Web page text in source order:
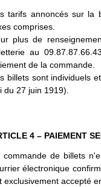
tarifs annoncés sur la
comprises.
plus de
au
de la commande.
billets sont individuels
du 27 juin 1919).
4 – PAIEMENT
commande de billets
électronique
exclusivement accepté